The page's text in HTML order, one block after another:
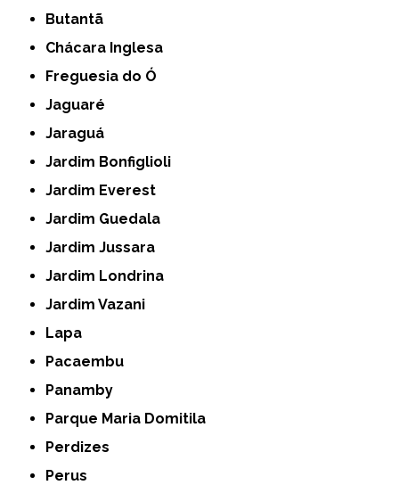
Butantã
Chácara Inglesa
Freguesia do Ó
Jaguaré
Jaraguá
Jardim Bonfiglioli
Jardim Everest
Jardim Guedala
Jardim Jussara
Jardim Londrina
Jardim Vazani
Lapa
Pacaembu
Panamby
Parque Maria Domitila
Perdizes
Perus